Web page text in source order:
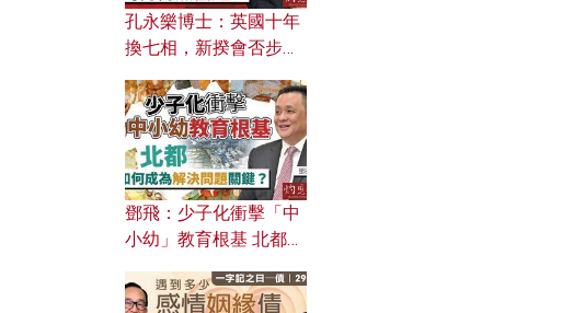
孔永樂博士：英國十年
換七相，新揆會否步前
濟為何仍然低迷？
鄧飛：少子化衝擊「中
小幼」教育根基 北都如